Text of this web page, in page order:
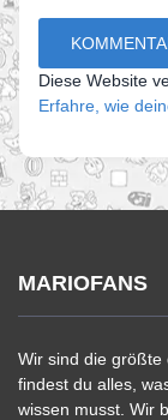
Diese Website
Erfahre, wie
MARIOFANS
Wir sind die größte
findest du alles,
wissen musst. Wir